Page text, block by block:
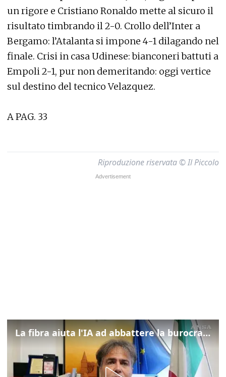
un rigore e Cristiano Ronaldo mette al sicuro il
risultato timbrando il 2-0. Crollo dell’Inter a
Bergamo: l’Atalanta si impone 4-1 dilagando nel
finale. Crisi in casa Udinese: bianconeri battuti a
Empoli 2-1, pur non demeritando: oggi vertice
sul destino del tecnico Velazquez.
A PAG. 33
Riproduzione riservata © Il Piccolo
La fibra aiuta l'IA ad abbattere la burocrazia, progetto pilota in Veneto